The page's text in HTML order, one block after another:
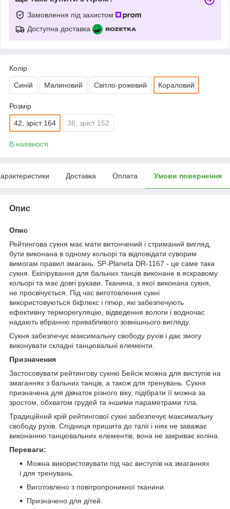
Замовлення під захистом
Доступна доставка
Колір
Синій Малиновий Світло-рожевий Кораловий
Розмір
42, зріст 164 38, зріст 152
В наявності
Доставка Оплата Умови повернення
Опис
Опис
Рейтингова сукня має мати витончений і стриманий вигляд,
бути виконана в одному кольорі та відповідати суворим
вимогам правил змагань. SP-Planeta DR-1167 - це саме така
сукня. Екіпірування для бальних танців виконане в яскравому
кольорі та має довгі рукави. Тканина, з якої виконана сукня,
не просвічується. Під час виготовлення сукні
використовуються біфлекс і гіпюр, які забезпечують
ефективну терморегуляцію, відведення вологи і водночас
надають вбранню привабливого зовнішнього вигляду.
Сукня забезпечує максимальну свободу рухів і дає змогу
виконувати складні танцювальні елементи.
Призначення
Застосовувати рейтингову сукню Бейсік можна для виступів на
змаганнях з бальних танців, а також для тренувань. Сукня
призначена для дівчаток різного віку, підібрати її можна за
зростом, обхватом грудей та іншими параметрами тіла.
Традиційний крій рейтингової сукні забезпечує максимальну
свободу рухів. Спідниця пришита до талії і ніяк не заважає
виконанню танцювальних елементів, вона не закриває коліна.
Переваги:
Можна використовувати під час виступів на змаганнях
і для тренувань.
Виготовлено з повітропроникної тканини.
Призначено для дітей.